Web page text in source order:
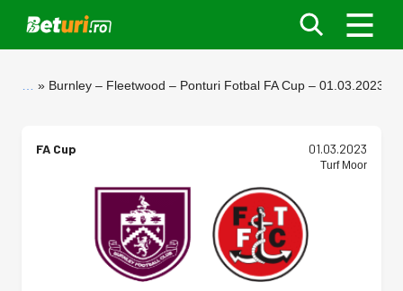
Burnley – Fleetwood – Ponturi Fotbal FA Cup – 01.03.2023
FA Cup 01.03.2023
Turf Moor